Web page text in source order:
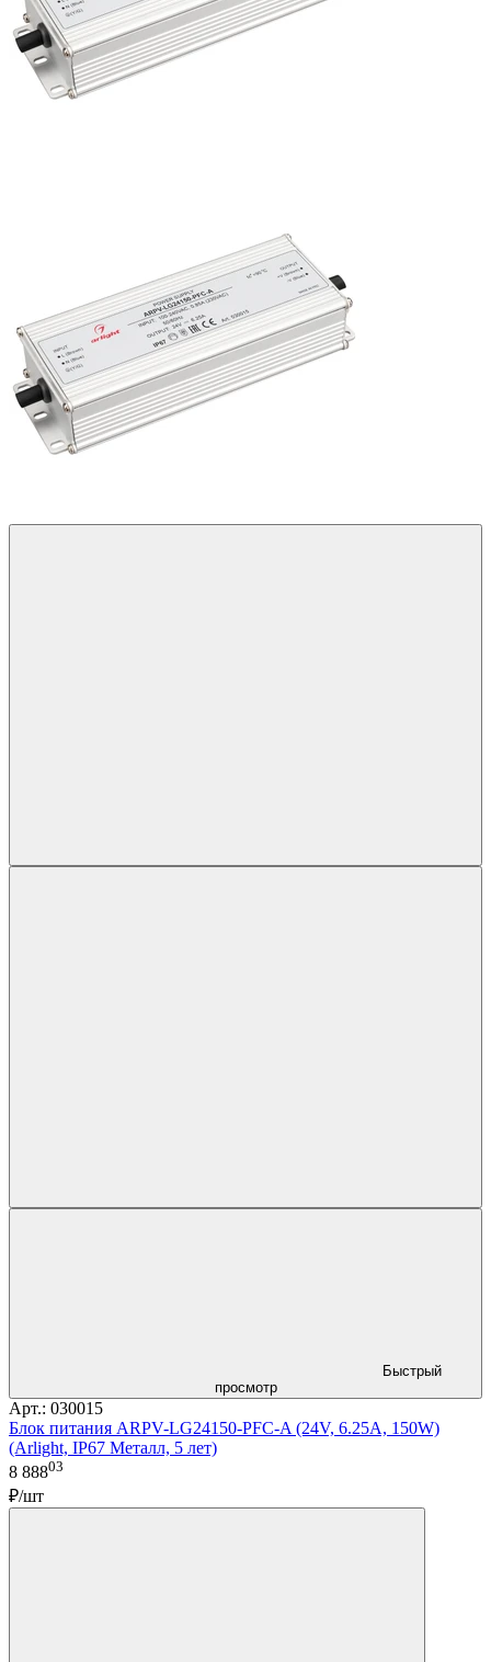
Быстрый
просмотр
Арт.: 030015
Блок питания ARPV-LG24150-PFC-A (24V, 6.25A, 150W)
(Arlight, IP67 Металл, 5 лет)
8 88803
₽/шт